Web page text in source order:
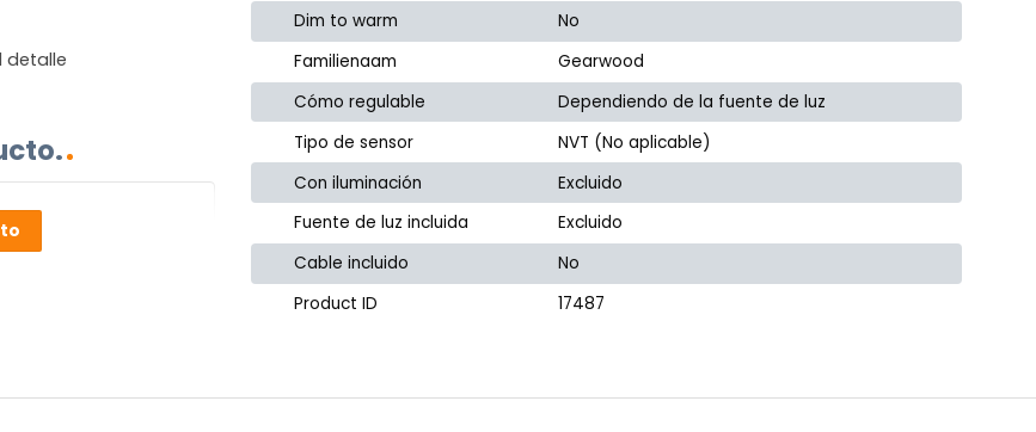
detalle
Dim to warm
No
Familienaam
Gearwood
Cómo regulable
Dependiendo de la fuente de luz
Tipo de sensor
NVT (No aplicable)
Con iluminación
Excluido
Fuente de luz incluida
Excluido
Cable incluido
No
Product ID
17487